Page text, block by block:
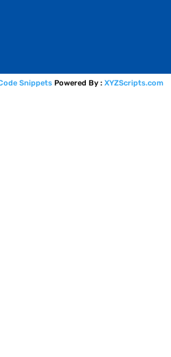
Snippets Powered By : XYZScripts.com